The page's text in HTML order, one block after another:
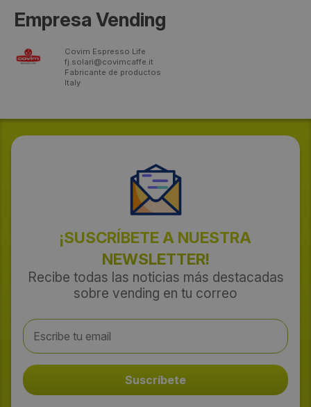
Empresa Vending
Covim Espresso Life
fj.solari@covimcaffe.it
Fabricante de productos
Italy
¡SUSCRÍBETE A NUESTRA
NEWSLETTER!
Recibe todas las noticias más destacadas
sobre vending en tu correo